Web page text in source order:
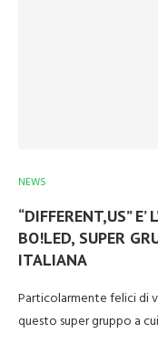
NEWS
“DIFFERENT,US” E’
BO!LED, SUPER
ITALIANA
Particolarmente felici di
questo super gruppo a